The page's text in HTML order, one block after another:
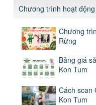
Chương trình hoạt động
Chương
Rừng
Bảng giá
Kon Tum
Cách scan
Kon Tum